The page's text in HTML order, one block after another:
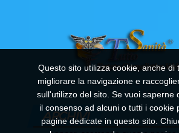
ARCHIVI
Questo sito utilizza cookie, anche di
migliorare la navigazione e
sull'utilizzo del sito. Se vuoi saperne
il consenso ad alcuni o tutti i cookie
pagine dedicate in questo sito.